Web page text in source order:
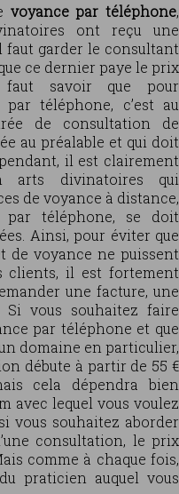
voyance par téléphone,
ont reçu une
faut garder le consultant
ce dernier paye le prix
savoir que pour
téléphone, c’est au
de consultation de
au préalable et qui doit
il est clairement
arts divinatoires qui
de voyance à distance,
téléphone, se doit
Ainsi, pour éviter que
de voyance ne puissent
clients, il est fortement
une facture, une
vous souhaitez faire
par téléphone et que
domaine en particulier,
débute à partir de 55 €
cela dépendra bien
avec lequel vous voulez
vous souhaitez aborder
consultation, le prix
comme à chaque fois,
praticien auquel vous